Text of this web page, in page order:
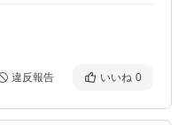
違反報告 いいね 0